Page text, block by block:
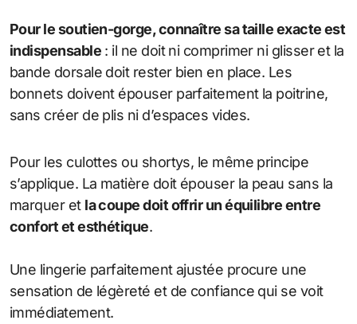
Pour le soutien-gorge, connaître sa taille exacte est
indispensable: il ne doit ni comprimer ni glisser et la
bande dorsale doit rester bien en place. Les
bonnets doivent épouser parfaitement la poitrine,
sans créer de plis ni d’espaces vides.
Pour les culottes ou shortys, le même principe
s’applique. La matière doit épouser la peau sans la
marquer et la coupe doit offrir un équilibre entre
confort et esthétique.
Une lingerie parfaitement ajustée procure une
sensation de légèreté et de confiance qui se voit
immédiatement.